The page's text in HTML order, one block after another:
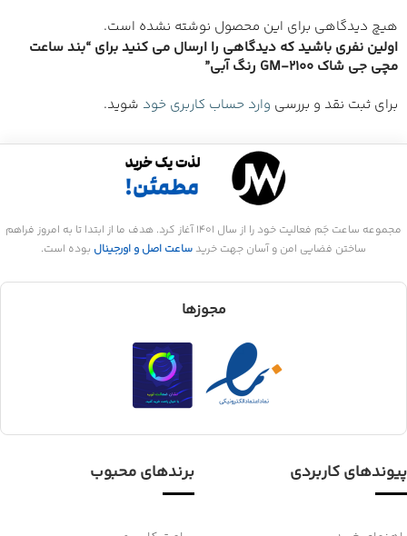
هیچ دیدگاهی برای این محصول نوشته نشده است.
اولین نفری باشید که دیدگاهی را ارسال می کنید برای “بند ساعت
مچی جی شاک GM-2100 رنگ آبی”
برای ثبت نقد و بررسی وارد حساب کاربری خود شوید.
مجموعه ساعت جَم فعالیت خود را از سال 1401 آغاز کرد. هدف ما از ابتدا تا به امروز فراهم
ساختن فضایی امن و آسان جهت خرید ساعت اصل و اورجینال بوده است.
مجوزها
پیوندهای کاربردی برندهای محبوب